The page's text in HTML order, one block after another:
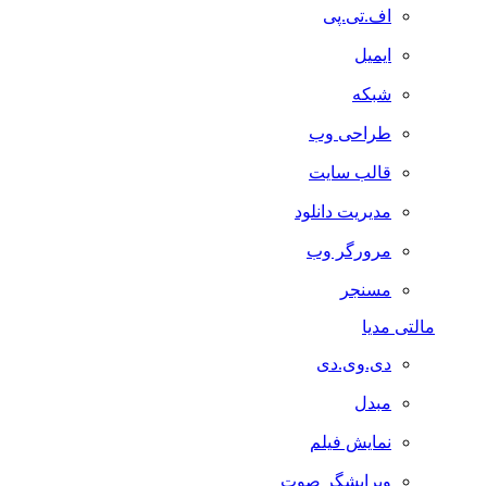
اف.تی.پی
ایمیل
شبکه
طراحی وب
قالب سایت
مدیریت دانلود
مرورگر وب
مسنجر
مالتی مدیا
دی.وی.دی
مبدل
نمایش فیلم
ویرایشگر صوت